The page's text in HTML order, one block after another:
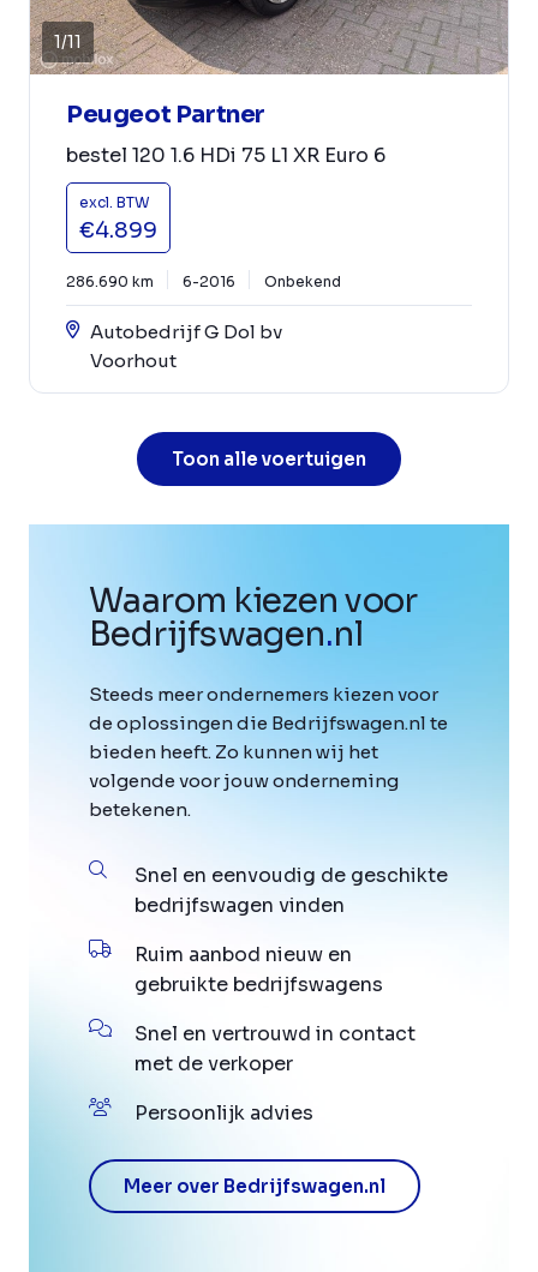
1/11
Peugeot Partner
bestel 120 1.6 HDi 75 L1 XR Euro 6
excl. BTW
€4.899
286.690 km 6-2016 Onbekend
Autobedrijf G Dol bv
Voorhout
Toon alle voertuigen
Waarom kiezen voor
Bedrijfswagen.nl
Steeds meer ondernemers kiezen voor
de oplossingen die Bedrijfswagen.nl te
bieden heeft. Zo kunnen wij het
volgende voor jouw onderneming
betekenen.
Snel en eenvoudig de geschikte
bedrijfswagen vinden
Ruim aanbod nieuw en
gebruikte bedrijfswagens
Snel en vertrouwd in contact
met de verkoper
Persoonlijk advies
Meer over Bedrijfswagen.nl